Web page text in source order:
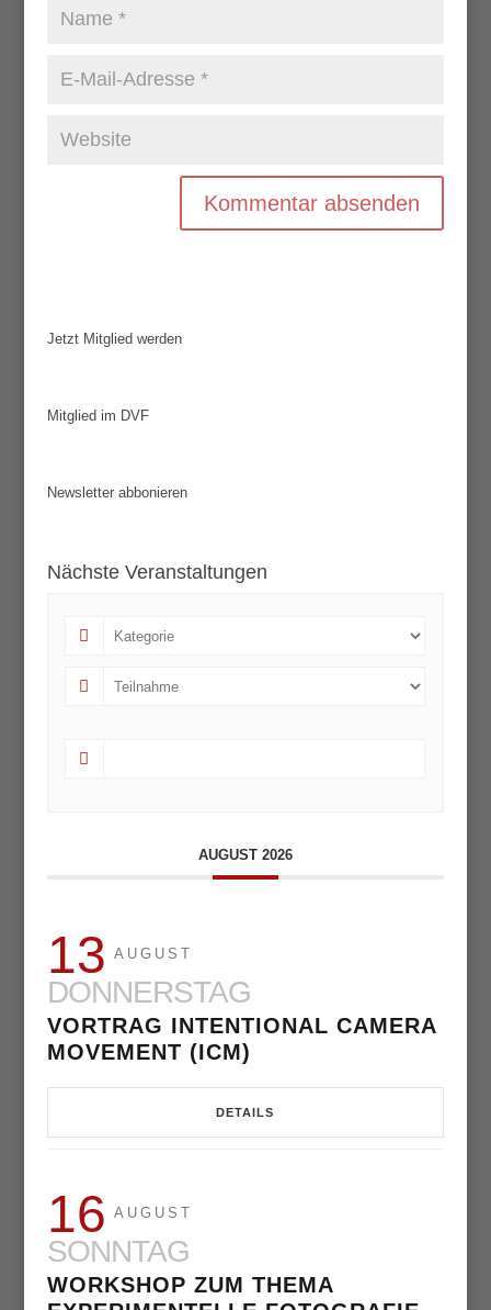
Jetzt Mitglied werden
Mitglied im DVF
Newsletter abbonieren
Nächste Veranstaltungen
AUGUST 2026
13 AUGUST
DONNERSTAG
VORTRAG INTENTIONAL CAMERA
MOVEMENT (ICM)
DETAILS
16 AUGUST
SONNTAG
WORKSHOP ZUM THEMA